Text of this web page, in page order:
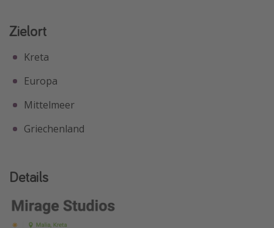
Zielort
Kreta
Europa
Mittelmeer
Griechenland
Details